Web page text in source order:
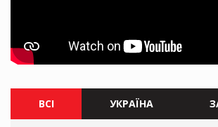
ВСІ УКРАЇНА